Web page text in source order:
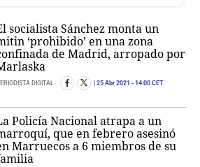
socialista Sánchez monta un
‘prohibido’ en una zona
de Madrid, arropado por
DIGITAL 25 Abr 2021 - 14:00 CET
Policía Nacional atrapa a un
que en febrero asesinó
Marruecos a 6 miembros de su